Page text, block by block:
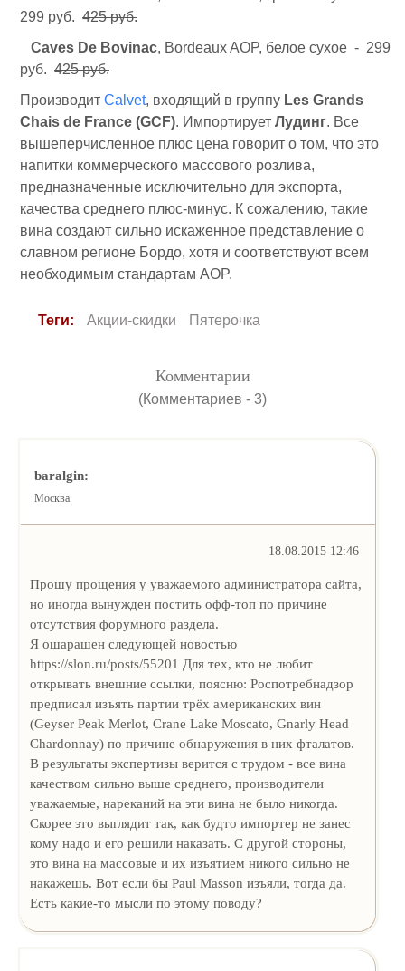
299 руб. 425 руб.
Caves De Bovinac, Bordeaux AOP, белое сухое - 299
руб. 425 руб.
Производит Calvet, входящий в группу Les Grands
Chais de France (GСF). Импортирует Лудинг. Все
вышеперчисленное плюс цена говорит о том, что это
напитки коммерческого массового розлива,
предназначенные исключительно для экспорта,
качества среднего плюс-минус. К сожалению, такие
вина создают сильно искаженное представление о
славном регионе Бордо, хотя и соответствуют всем
необходимым стандартам AOP.
Теги: Акции-скидки Пятерочка
Комментарии
(Комментариев - 3)
baralgin:
Москва
18.08.2015 12:46
Прошу прощения у уважаемого администратора сайта,
но иногда вынужден постить офф-топ по причине
отсутствия форумного раздела.
Я ошарашен следующей новостью
https://slon.ru/posts/55201 Для тех, кто не любит
открывать внешние ссылки, поясню: Роспотребнадзор
предписал изъять партии трёх американских вин
(Geyser Peak Merlot, Crane Lake Moscato, Gnarly Head
Chardonnay) по причине обнаружения в них фталатов.
В результаты экспертизы верится с трудом - все вина
качеством сильно выше среднего, производители
уважаемые, нареканий на эти вина не было никогда.
Скорее это выглядит так, как будто импортер не занес
кому надо и его решили наказать. С другой стороны,
это вина на массовые и их изъятием никого сильно не
накажешь. Вот если бы Paul Masson изъяли, тогда да.
Есть какие-то мысли по этому поводу?